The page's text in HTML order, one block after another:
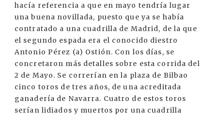
hacía referencia a que en mayo tendría lugar
una buena novillada, puesto que ya se había
contratado a una cuadrilla de Madrid, de la que
el segundo espada era el conocido diestro
Antonio Pérez (a) Ostión. Con los días, se
concretaron más detalles sobre esta corrida del
2 de Mayo. Se correrían en la plaza de Bilbao
cinco toros de tres años, de una acreditada
ganadería de Navarra. Cuatro de estos toros
serían lidiados y muertos por una cuadrilla